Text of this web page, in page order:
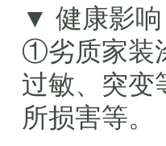
▼ 健康影响
①劣质家装
过敏、突变
所损害等。